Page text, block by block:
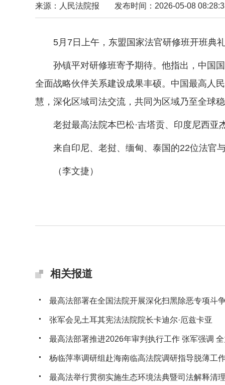
来源：人民法院报 发布时间：2026-05-08
5月7日上午，东盟国家法官研修班开班典
孙镇平对研修班寄予期待。他指出，中国国
全面战略伙伴关系建设成果丰硕。中国最高人
慧，深化区域司法交流，共同为区域乃至全球
老挝最高法院本巴松·吉塔贡、印度尼西亚杰
来自印尼、老挝、缅甸、泰国的22位法官与
（李文捷）
相关报道
最高法部署在全国法院开展深化扫黑除恶专项斗
张军会见土耳其宪法法院院长卡迪尔·厄兹卡亚
最高法部署推进2026年审判执行工作 张军强调
杨临萍率调研组赴海南临高法院调研指导脱薄工
最高法举行贯彻实施生态环境法典暨司法解释清